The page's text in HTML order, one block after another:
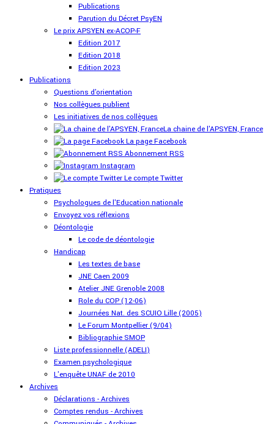
Publications
Parution du Décret PsyEN
Le prix APSYEN ex-ACOP-F
Edition 2017
Edition 2018
Edition 2023
Publications
Questions d'orientation
Nos collègues publient
Les initiatives de nos collègues
La chaine de l'APSYEN, France
La page Facebook
Abonnement RSS
Instagram
Le compte Twitter
Pratiques
Psychologues de l'Education nationale
Envoyez vos réflexions
Déontologie
Le code de déontologie
Handicap
Les textes de base
JNE Caen 2009
Atelier JNE Grenoble 2008
Role du COP (12-06)
Journées Nat. des SCUIO Lille (2005)
Le Forum Montpellier (9/04)
Bibliographie SMOP
Liste professionnelle (ADELI)
Examen psychologique
L'enquête UNAF de 2010
Archives
Déclarations - Archives
Comptes rendus - Archives